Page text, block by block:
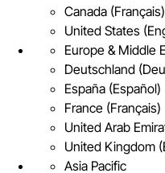
Canada (Français)
United States
Europe & Middle
Deutschland
España (Español)
France (Français)
United Arab
United Kingdom
Asia Pacific